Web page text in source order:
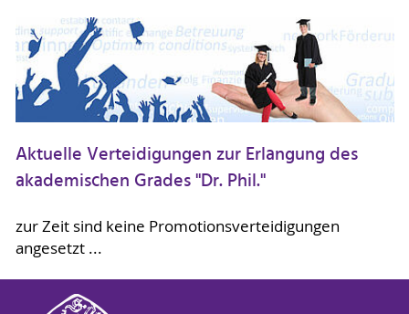
Aktuelle Verteidigungen zur Erlangung des
akademischen Grades "Dr. Phil."
zur Zeit sind keine Promotionsverteidigungen
angesetzt ...